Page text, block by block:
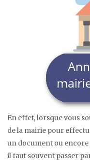
En effet, lorsque vous
de la mairie pour
un document ou
il faut souvent passer